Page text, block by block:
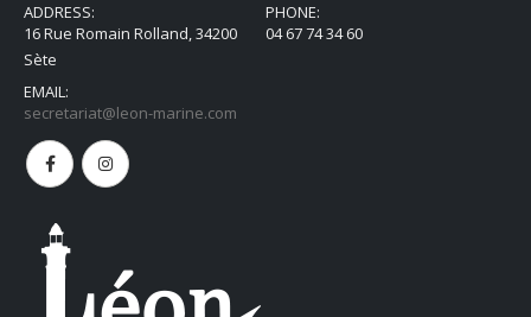
ADDRESS:
16 Rue Romain Rolland, 34200
Sète
PHONE:
04 67 74 34 60
EMAIL:
secretariat@leon-marine.com